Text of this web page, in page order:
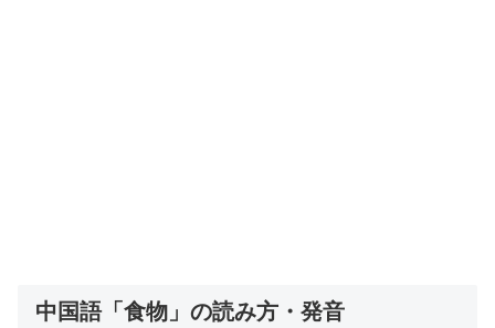
中国語「食物」の読み方・発音